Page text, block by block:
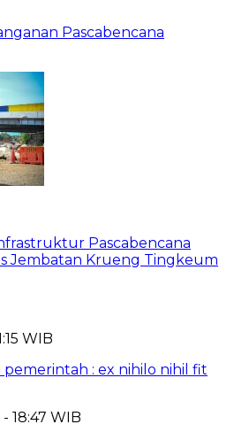
Pascabencana
Pascabencana
Jembatan Krueng Tingkeum
WIB
: ex nihilo nihil fit
18:47 WIB